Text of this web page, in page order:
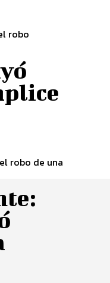
robo
robo de una